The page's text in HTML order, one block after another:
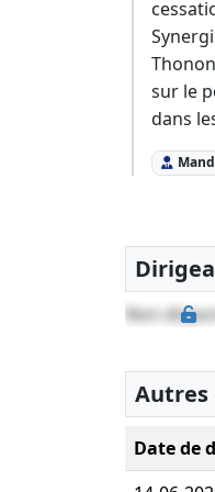
sur le
dans
Non
Autres
Date de